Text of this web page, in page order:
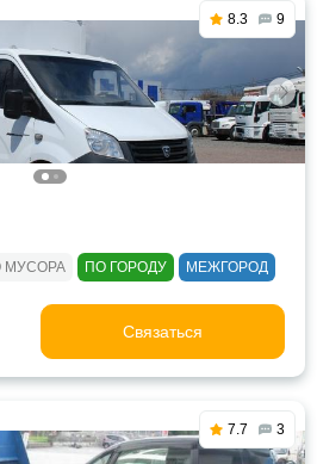
8.3 9
МУСОРА ПО ГОРОДУ МЕЖГОРОД
Связаться
7.7 3